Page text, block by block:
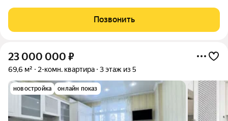
Позвонить
23 000 000 ₽
69,6 м² 2-комн. квартира 3 этаж из 5
новостройка онлайн показ